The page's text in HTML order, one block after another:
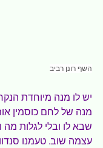
השף רונן רביב
יש לו מנה מיוחדת
מנה של לחם כוסמין
שבא לו ובלי לגלות מה
עצמה שוב. טעמנו